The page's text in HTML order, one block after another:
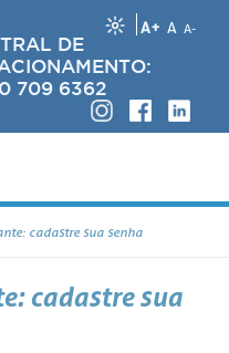
A+ A A-
DE
709 6362
cadastre sua senha
cadastre sua